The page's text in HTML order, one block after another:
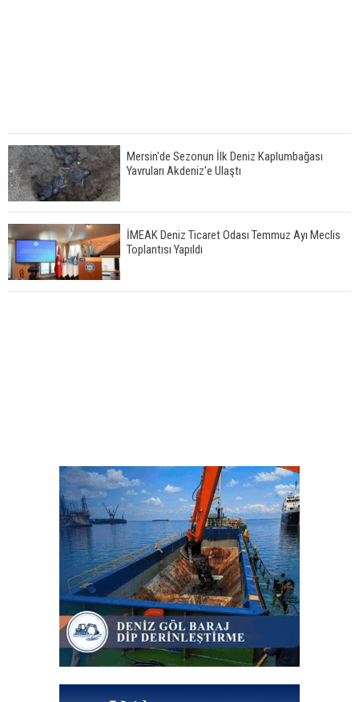
Mersin'de Sezonun İlk Deniz Kaplumbağası
Yavruları Akdeniz'e Ulaştı
İMEAK Deniz Ticaret Odası Temmuz Ayı Meclis
Toplantısı Yapıldı